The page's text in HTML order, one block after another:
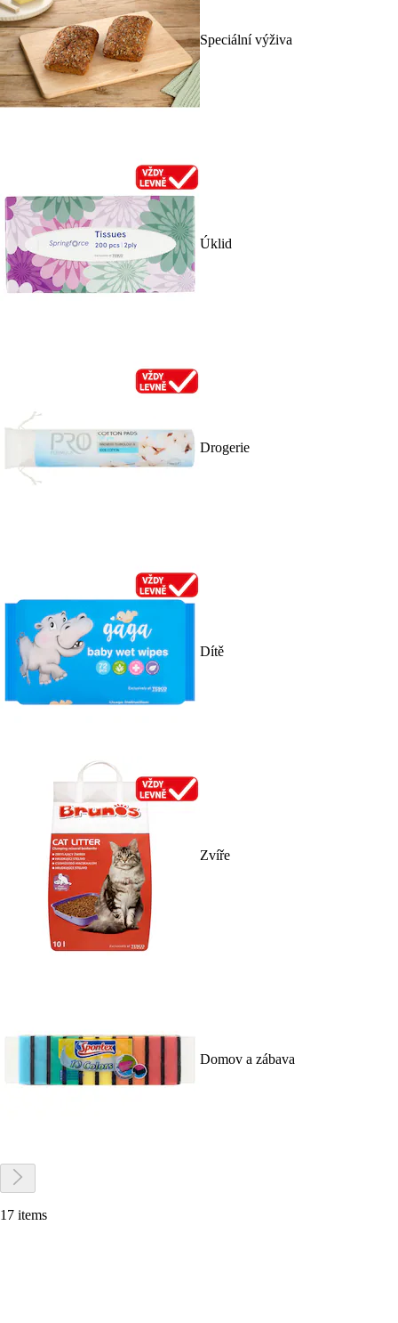
Speciální výživa
Úklid
Drogerie
Dítě
Zvíře
Domov a zábava
17 items